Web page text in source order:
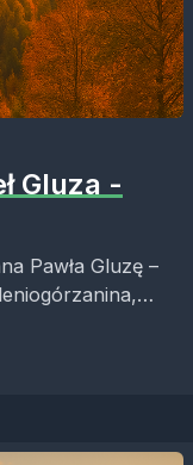
Gluza -
Pawła Gluzę –
w rodzinnym